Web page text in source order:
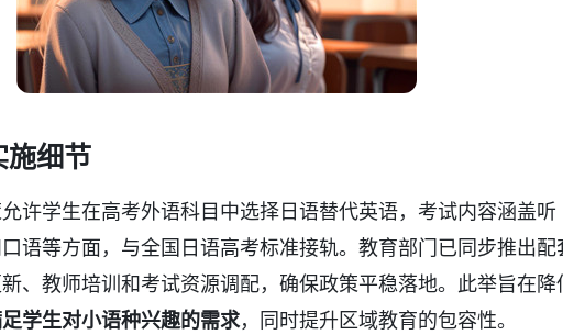
施细节
许学生在高考外语科目中选择日语替代英语，考试内容涵盖听
语等方面，与全国日语高考标准接轨。教育部门已同步推出配
、教师培训和考试资源调配，确保政策平稳落地。此举旨在降
学生对小语种兴趣的需求，同时提升区域教育的包容性。